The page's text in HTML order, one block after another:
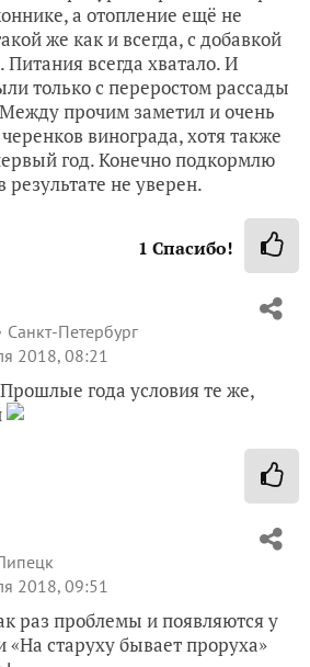
а отопление ещё не
же как и всегда, с добавкой
Питания всегда хватало. И
только с переростом рассады
прочим заметил и очень
винограда, хотя также
год. Конечно подкормлю
результате не уверен.
1 Спасибо!
Санкт-Петербург
2018, 08:21
года условия те же,
2018, 09:51
раз проблемы и появляются у
старуху бывает проруха»